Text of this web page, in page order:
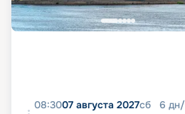
08:3007 августа 2027сб 6 дн/